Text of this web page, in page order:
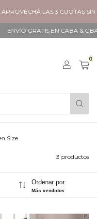
APROVECHÁ LAS 3 CUOTAS SIN
ENVÍO GRATIS EN CABA &
0
Size
3 productos
Ordenar por:
Más vendidos